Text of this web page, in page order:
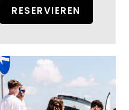
RESERVIEREN